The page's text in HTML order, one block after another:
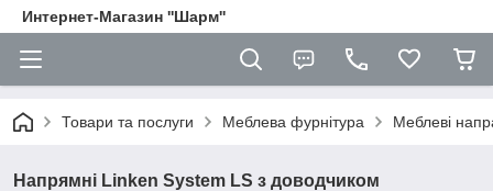
Интернет-Магазин ''Шарм''
Товари та послуги Меблева фурнітура Меблеві
Напрямні Linken System LS з доводчиком